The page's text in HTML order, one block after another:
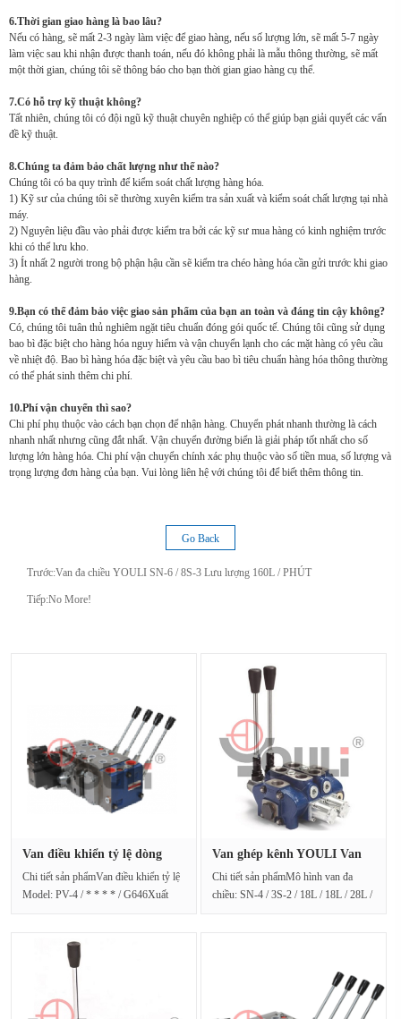
6.Thời gian giao hàng là bao lâu?
Nếu có hàng, sẽ mất 2-3 ngày làm việc để giao hàng, nếu số lượng lớn, sẽ mất 5-7 ngày
làm việc sau khi nhận được thanh toán, nếu đó không phải là mẫu thông thường, sẽ mất
một thời gian, chúng tôi sẽ thông báo cho bạn thời gian giao hàng cụ thể.
7.Có hỗ trợ kỹ thuật không?
Tất nhiên, chúng tôi có đội ngũ kỹ thuật chuyên nghiệp có thể giúp bạn giải quyết các vấn
đề kỹ thuật.
8.Chúng ta đảm bảo chất lượng như thế nào?
Chúng tôi có ba quy trình để kiểm soát chất lượng hàng hóa.
1) Kỹ sư của chúng tôi sẽ thường xuyên kiểm tra sản xuất và kiểm soát chất lượng tại nhà
máy.
2) Nguyên liệu đầu vào phải được kiểm tra bởi các kỹ sư mua hàng có kinh nghiệm trước
khi có thể lưu kho.
3) Ít nhất 2 người trong bộ phận hậu cần sẽ kiểm tra chéo hàng hóa cần gửi trước khi giao
hàng.
9.Bạn có thể đảm bảo việc giao sản phẩm của bạn an toàn và đáng tin cậy không?
Có, chúng tôi tuân thủ nghiêm ngặt tiêu chuẩn đóng gói quốc tế. Chúng tôi cũng sử dụng
bao bì đặc biệt cho hàng hóa nguy hiểm và vận chuyển lạnh cho các mặt hàng có yêu cầu
về nhiệt độ. Bao bì hàng hóa đặc biệt và yêu cầu bao bì tiêu chuẩn hàng hóa thông thường
có thể phát sinh thêm chi phí.
10.Phí vận chuyển thì sao?
Chi phí phụ thuộc vào cách bạn chọn để nhận hàng. Chuyển phát nhanh thường là cách
nhanh nhất nhưng cũng đắt nhất. Vận chuyển đường biển là giải pháp tốt nhất cho số
lượng lớn hàng hóa. Chi phí vận chuyển chính xác phụ thuộc vào số tiền mua, số lượng và
trọng lượng đơn hàng của bạn. Vui lòng liên hệ với chúng tôi để biết thêm thông tin.
Go Back
Trước:Van đa chiều YOULI SN-6 / 8S-3 Lưu lượng 160L / PHÚT
Tiếp:No More!
Van điều khiển tỷ lệ dòng
Chi tiết sản phẩmVan điều khiển tỷ lệ
Model: PV-4 / * * * * / G646Xuất
Van ghép kênh YOULI Van
Chi tiết sản phẩmMô hình van đa
chiều: SN-4 / 3S-2 / 18L / 18L / 28L /